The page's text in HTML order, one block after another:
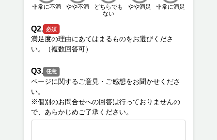
非常に不満 やや不満
どちらでも
ない
やや満足 非常に満足
Q2. 必須
満足度の理由にあてはまるものをお選びくださ
Q3. 任意
ページに関するご意見・ご感想をお聞かせくださ
い。
※個別のお問合せへの回答は行っておりませんの